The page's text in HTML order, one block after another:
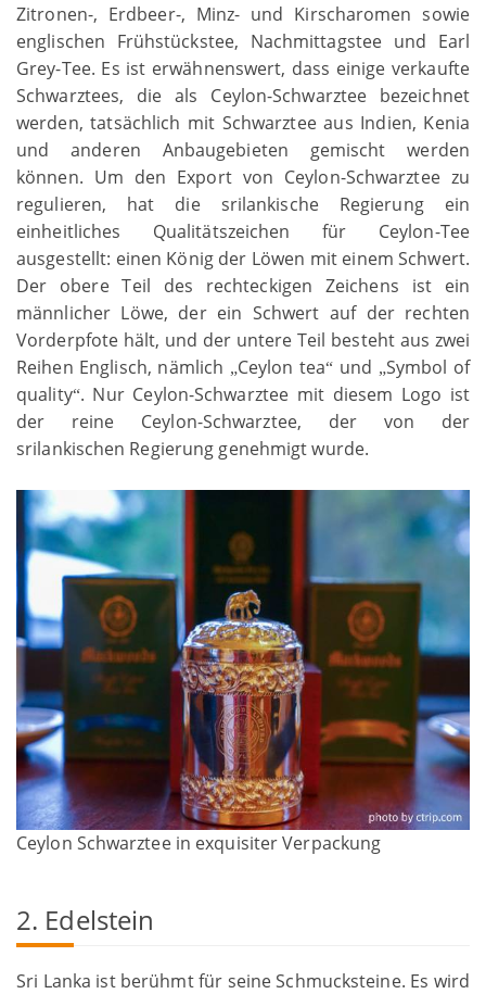
Zitronen-, Erdbeer-, Minz- und Kirscharomen sowie
englischen Frühstückstee, Nachmittagstee und Earl
Grey-Tee. Es ist erwähnenswert, dass einige verkaufte
Schwarztees, die als Ceylon-Schwarztee bezeichnet
werden, tatsächlich mit Schwarztee aus Indien, Kenia
und anderen Anbaugebieten gemischt werden
können. Um den Export von Ceylon-Schwarztee zu
regulieren, hat die srilankische Regierung ein
einheitliches Qualitätszeichen für Ceylon-Tee
ausgestellt: einen König der Löwen mit einem Schwert.
Der obere Teil des rechteckigen Zeichens ist ein
männlicher Löwe, der ein Schwert auf der rechten
Vorderpfote hält, und der untere Teil besteht aus zwei
Reihen Englisch, nämlich „Ceylon tea“ und „Symbol of
quality“. Nur Ceylon-Schwarztee mit diesem Logo ist
der reine Ceylon-Schwarztee, der von der
srilankischen Regierung genehmigt wurde.
Ceylon Schwarztee in exquisiter Verpackung
2. Edelstein
Sri Lanka ist berühmt für seine Schmucksteine. Es wird